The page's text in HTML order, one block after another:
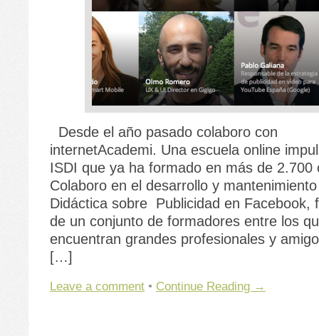
Desde el año pasado colaboro con
internetAcademi. Una escuela online
ISDI que ya ha formado en más de 2.700
Colaboro en el desarrollo y
Didáctica sobre Publicidad en Facebook,
de un conjunto de formadores entre los
encuentran grandes profesionales y
[…]
Leave a comment • Continue Reading →